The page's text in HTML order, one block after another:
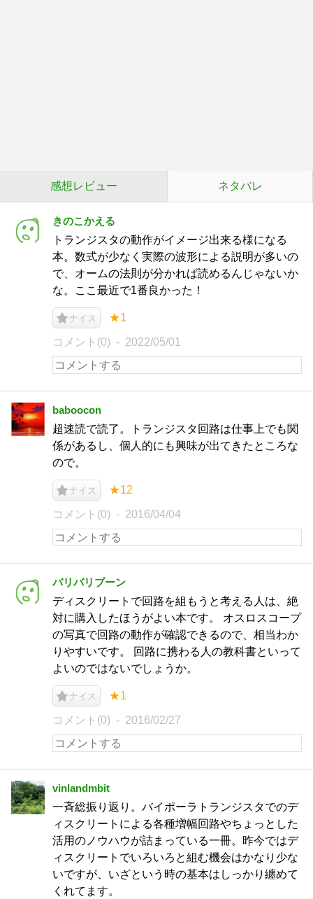
感想レビュー ネタバレ
きのこかえる
トランジスタの動作がイメージ出来る様になる
本。数式が少なく実際の波形による説明が多いの
で、オームの法則が分かれば読めるんじゃないか
な。ここ最近で1番良かった！
ナイス ★1
コメント(0) 2022/05/01
baboocon
超速読で読了。トランジスタ回路は仕事上でも関
係があるし、個人的にも興味が出てきたところな
ので。
ナイス ★12
コメント(0) 2016/04/04
バリバリブーン
ディスクリートで回路を組もうと考える人は、絶
対に購入したほうがよい本です。 オスロスコープ
の写真で回路の動作が確認できるので、相当わか
りやすいです。 回路に携わる人の教科書といって
よいのではないでしょうか。
ナイス ★1
コメント(0) 2016/02/27
vinlandmbit
一斉総振り返り。バイポーラトランジスタでのデ
ィスクリートによる各種増幅回路やちょっとした
活用のノウハウが詰まっている一冊。昨今ではデ
ィスクリートでいろいろと組む機会はかなり少な
いですが、いざという時の基本はしっかり纏めて
くれてます。